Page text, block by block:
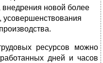
внедрения новой более
усовершенствования
ресурсов можно
дней и часов